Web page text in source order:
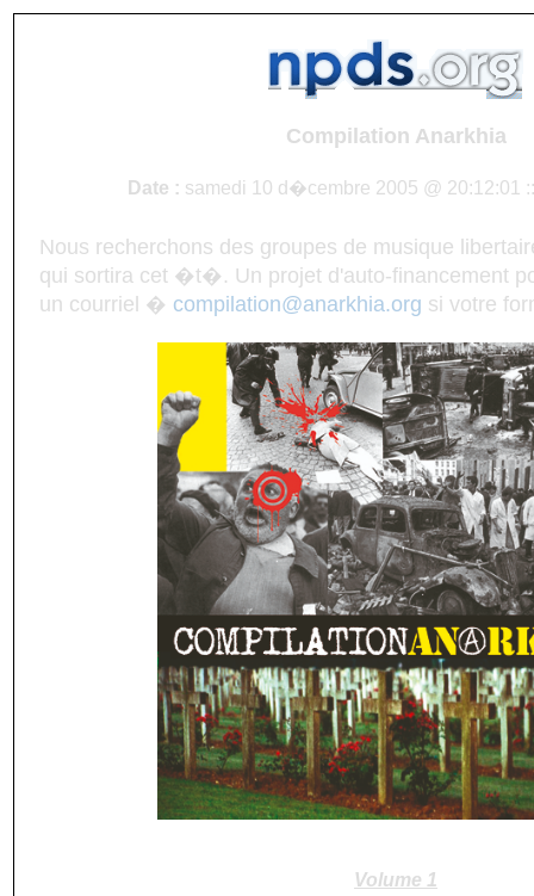
Compilation Anarkhia
Date : samedi 10 d�cembre 2005 @ 20:12:01
Nous recherchons des groupes de musique
qui sortira cet �t�. Un projet d'auto-financement
un courriel � compilation@anarkhia.org si votre
Volume 1